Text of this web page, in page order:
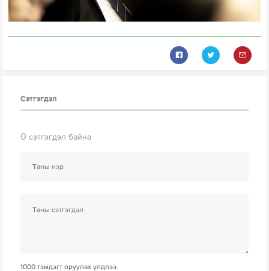
Сэтгэгдэл
0 сэтгэгдэл байна
1000 тэмдэгт оруулах үлдлээ.